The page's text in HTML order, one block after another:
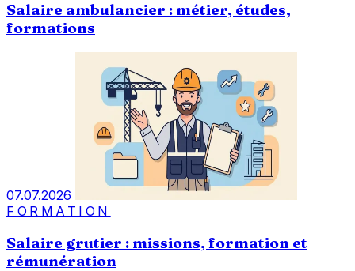
Salaire ambulancier : métier, études,
formations
07.07.2026
FORMATION
Salaire grutier : missions, formation et
rémunération